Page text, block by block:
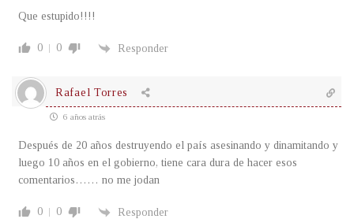
Que estupido!!!!
0 0 Responder
Rafael Torres
6 años atrás
Después de 20 años destruyendo el país asesinando y dinamitando y
luego 10 años en el gobierno, tiene cara dura de hacer esos
comentarios…… no me jodan
0 0 Responder